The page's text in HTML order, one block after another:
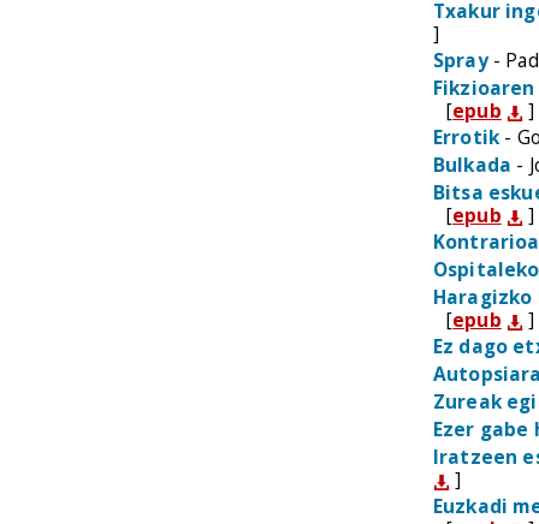
Txakur
]
Spray-
[epub
]
Errotik-
Bulkada -
Bitsa
[epub
]
Kontrarioa
[epub
]
Ez dago
Zureak
Ezer gabe
Iratzeen
]
Euzkadi